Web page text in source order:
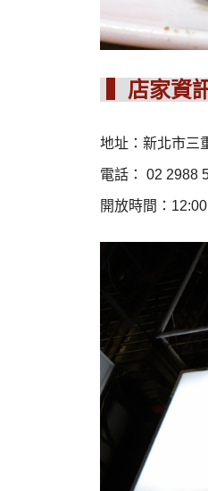
▍店家資
地址： 新北市三
電話： 02 2988
開放時間：